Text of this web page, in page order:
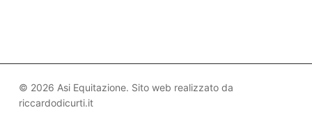
© 2026 Asi Equitazione. Sito web realizzato da
riccardodicurti.it